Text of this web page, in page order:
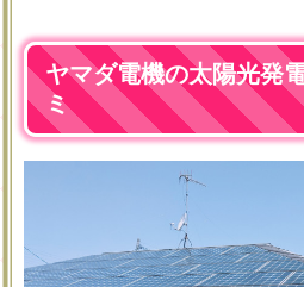
ヤマダ電機の太陽光発
ミ